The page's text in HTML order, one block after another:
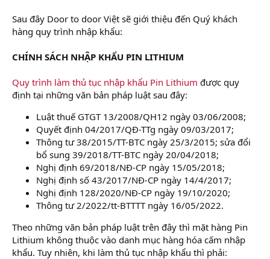
Sau đây Door to door Việt sẽ giới thiệu đến Quý khách
hàng quy trình nhập khẩu:
CHÍNH SÁCH NHẬP KHẨU PIN LITHIUM
Quy trình làm thủ tục nhập khẩu Pin Lithium được quy
định tại những văn bản pháp luật sau đây:
Luật thuế GTGT 13/2008/QH12 ngày 03/06/2008;
Quyết định 04/2017/QĐ-TTg ngày 09/03/2017;
Thông tư 38/2015/TT-BTC ngày 25/3/2015; sửa đổi
bổ sung 39/2018/TT-BTC ngày 20/04/2018;
Nghị định 69/2018/NĐ-CP ngày 15/05/2018;
Nghị định số 43/2017/NĐ-CP ngày 14/4/2017;
Nghị định 128/2020/NĐ-CP ngày 19/10/2020;
Thông tư 2/2022/tt-BTTTT ngày 16/05/2022.
Theo những văn bản pháp luật trên đây thì mặt hàng Pin
Lithium không thuộc vào danh mục hàng hóa cấm nhập
khẩu. Tuy nhiên, khi làm thủ tục nhập khẩu thì phải: